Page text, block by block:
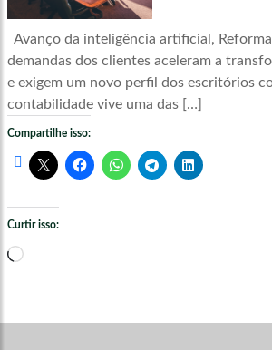
Avanço da inteligência artificial,
demandas dos clientes aceleram a
e exigem um novo perfil dos escritórios
contabilidade vive uma das […]
Compartilhe isso:
Curtir isso:
Carregando...